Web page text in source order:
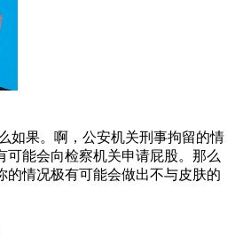
如果。啊，公安机关刑事拘留的情
可能会向检察机关申请屁股。那么
的情况极有可能会做出不与皮肤的